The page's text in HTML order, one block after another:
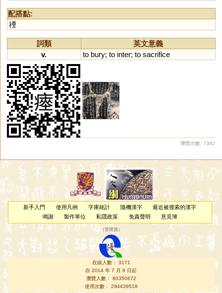
配搭點:
禋
詞類
英文意義
v.
to bury; to inter; to sacrifice
瀏覽次數: 7382
新手入門 使用凡例 字庫統計 隨機漢字
最近被搜索的漢字
鳴謝
製作單位 私隱政策 免責聲明 意見簿
（管理員 ）
在線人數： 3171
自 2014 年 7 月 8 日起
瀏覽人數： 80350672
使用次數： 294439518